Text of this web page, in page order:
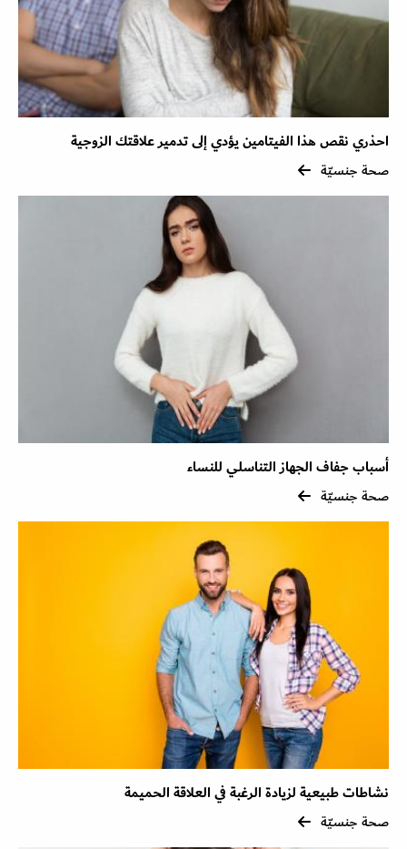
احذري نقص هذا الفيتامين يؤدي إلى تدمير علاقتك الزوجية
صحة جنسيّة
أسباب جفاف الجهاز التناسلي للنساء
صحة جنسيّة
نشاطات طبيعية لزيادة الرغبة في العلاقة الحميمة
صحة جنسيّة